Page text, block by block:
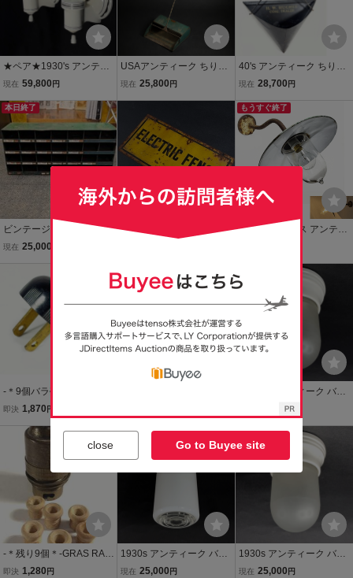
★ペア★1930's アンティ
ーク バスルームランプ/ビ
ャビーシック/カントリー/
ドアノブ/鏡/gras/バウハウ
ス/ミラー
現在 59,800 円
USAアンティーク ちりと
り ビンテージ 照明 店舗什
ルメット/チョッパー/gras/
o.c.white
現在 25,800 円
40's アンティーク ちりと
り 石炭商 アドバタイジン
器/ランプ/ガレージ/ビンテ
ージ/ヘルメット/チョッパ
ー/gras
現在 28,700 円
本日終了
ビンテージ メタル パーツ
キャビネット アンティー
ケース 展示台 ガレージ ア
メリカ雑貨 ビンテージ棚
現在 25,000
1960's USA ビンテージ
ク/古着/店舗什器/チョッパ
ー/ランプ/照明/棚/ハーレ
もうすぐ終了
1910's フランス アンティ
ー/シャビーシック/ランプ/
店舗什器/ビンテージ/Gra
s/ドアノブ
-＊9個バラ売り＊- 1930s
USA アンティーク コンセ
ント プラグ/インダストリ
アル/ライト/ビンテージ/o.
c.white/gras/店舗什器/照
明/ランプ
即決 1,870 円
バタイジング/ビンテージ/
ハンガーラック/店舗什器/
古着/o.c.white/照明/gras/
テーブル
1930s アンティーク バス
ルームランプ/照明/店舗什
器/ビンテージ/シーリング/
モダン/カントリー/ドアノ
ブ/磁器/鏡/収納/窓/バウハ
ウス/gras
25,000円
-＊残り9個＊-GRAS RAV
EL フランス アンティーク
即決 1,280 円
もうすぐ終了
1930s アンティーク バス
ルームランプ/照明/店舗什
現在 25,000 円
もうすぐ終了
1930s アンティーク バス
ルームランプ/照明/店舗什
現在 25,000 円
close Go to Buyee site